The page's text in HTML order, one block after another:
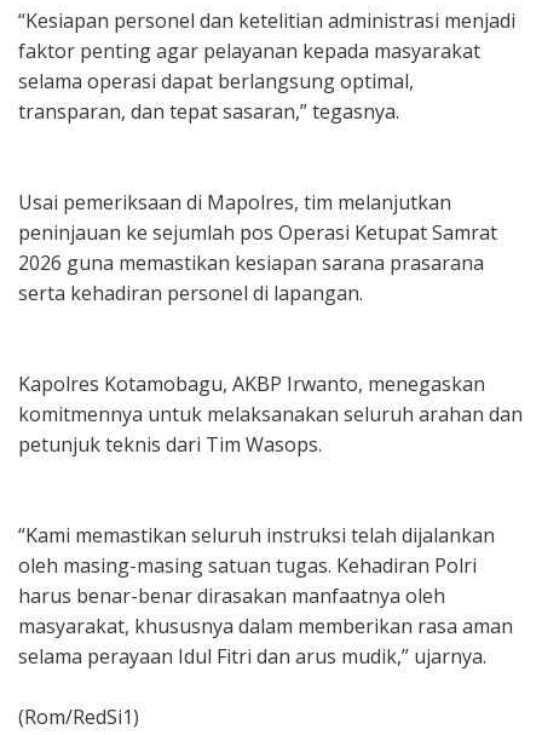
“Kesiapan personel dan ketelitian administrasi menjadi
faktor penting agar pelayanan kepada masyarakat
selama operasi dapat berlangsung optimal,
transparan, dan tepat sasaran,” tegasnya.
Usai pemeriksaan di Mapolres, tim melanjutkan
peninjauan ke sejumlah pos Operasi Ketupat Samrat
2026 guna memastikan kesiapan sarana prasarana
serta kehadiran personel di lapangan.
Kapolres Kotamobagu, AKBP Irwanto, menegaskan
komitmennya untuk melaksanakan seluruh arahan dan
petunjuk teknis dari Tim Wasops.
“Kami memastikan seluruh instruksi telah dijalankan
oleh masing-masing satuan tugas. Kehadiran Polri
harus benar-benar dirasakan manfaatnya oleh
masyarakat, khususnya dalam memberikan rasa aman
selama perayaan Idul Fitri dan arus mudik,” ujarnya.
(Rom/RedSi1)